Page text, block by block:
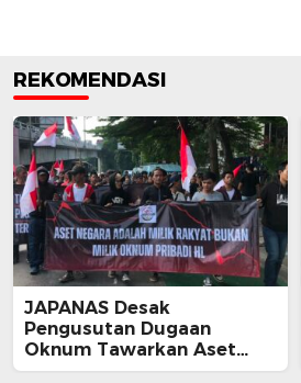
REKOMENDASI
JAPANAS Desak
Pengusutan Dugaan
Oknum Tawarkan Aset
Negara, Minta Pemerintah